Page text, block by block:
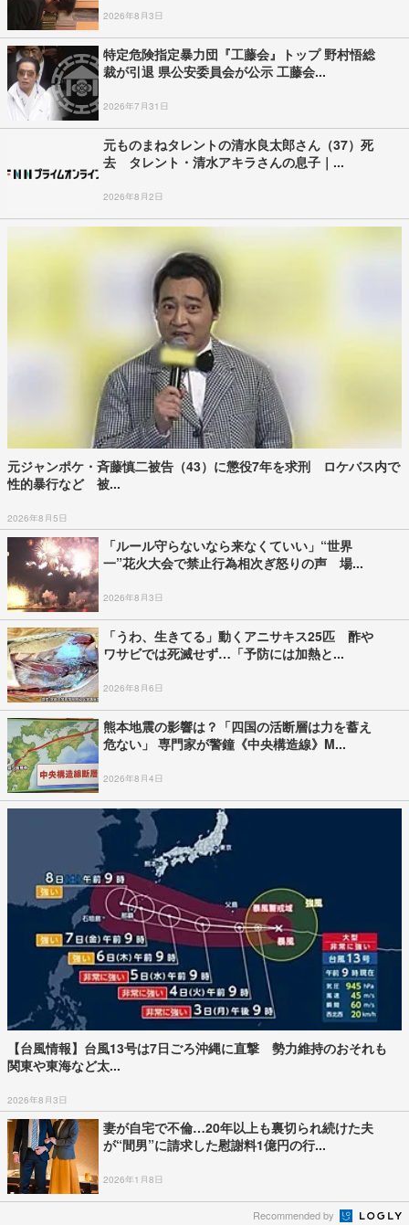
2026年8月3日
特定危険指定暴力団『工藤会』トップ 野村悟総
裁が引退 県公安委員会が公示 工藤会...
2026年7月31日
元ものまねタレントの清水良太郎さん（37）死
去 タレント・清水アキラさんの息子｜...
2026年8月2日
元ジャンポケ・斉藤慎二被告（43）に懲役7年を求刑 ロケバス内で
性的暴行など 被...
2026年8月5日
「ルール守らないなら来なくていい」“世界
一”花火大会で禁止行為相次ぎ怒りの声 場...
2026年8月3日
「うわ、生きてる」動くアニサキス25匹 酢や
ワサビでは死滅せず…「予防には加熱と...
2026年8月6日
熊本地震の影響は？「四国の活断層は力を蓄え
危ない」 専門家が警鐘《中央構造線》M...
2026年8月4日
【台風情報】台風13号は7日ごろ沖縄に直撃 勢力維持のおそれも
関東や東海など太...
2026年8月3日
妻が自宅で不倫…20年以上も裏切られ続けた夫
が“間男”に請求した慰謝料1億円の行...
2026年1月8日
Recommended by